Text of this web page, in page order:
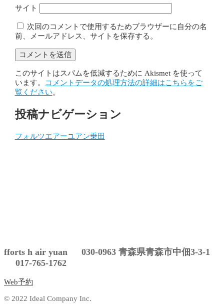
サイト
次回のコメントで使用するためブラウザーに自分の名
前、メールアドレス、サイトを保存する。
このサイトはスパムを低減するために Akismet を使って
います。
コメントデータの処理方法の詳細はこちらをご
覧ください。
投稿ナビゲーション
フォルツエアーユアン乗田
fforts h air yuan 030-0963 青森県青森市中佃3-3-1
017-765-1762
Web予約
© 2022 Ideal Company Inc.